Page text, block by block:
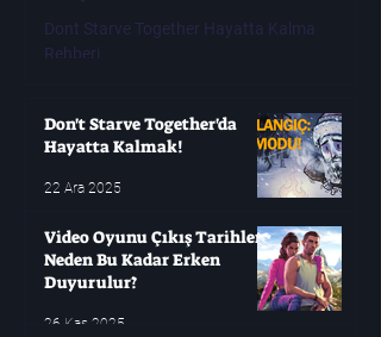
Dont Starve Together Hayatta Kalma
Rehberi.
Don't Starve Together'da
Hayatta Kalmak!
22 Ara 2025
Video Oyunu Çıkış Tarihleri ​​
Neden Bu Kadar Erken
Duyurulur?
26 Kas 2025